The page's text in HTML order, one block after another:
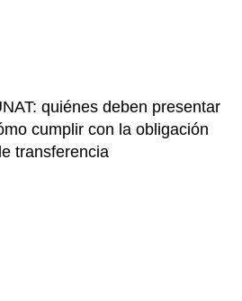
quiénes deben presentar
cumplir con la obligación
transferencia